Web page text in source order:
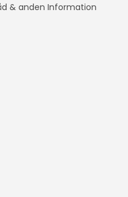
& anden Information